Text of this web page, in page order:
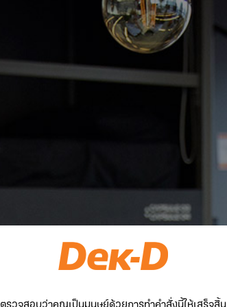
ตรวจสอบว่าคุณเป็นมนุษย์ด้วยการทำคำสั่งนี้ให้เสร็จสิ้น